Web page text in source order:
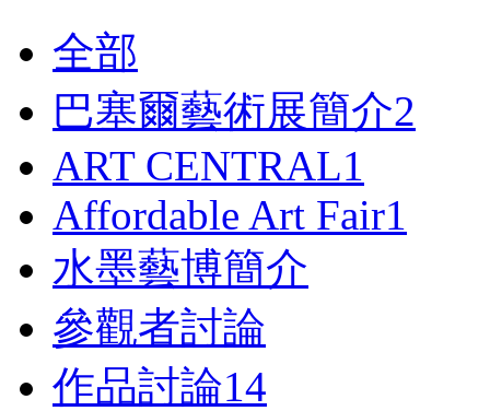
全部
巴塞爾藝術展簡介2
ART CENTRAL1
Affordable Art Fair1
水墨藝博簡介
參觀者討論
作品討論14